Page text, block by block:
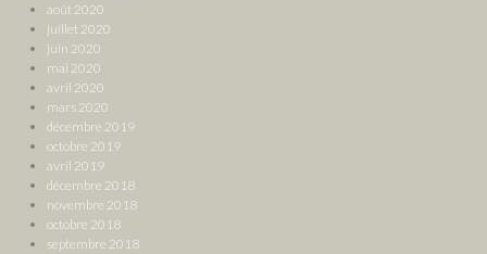
août 2020
juillet 2020
juin 2020
mai 2020
avril 2020
mars 2020
décembre 2019
octobre 2019
avril 2019
décembre 2018
novembre 2018
octobre 2018
septembre 2018